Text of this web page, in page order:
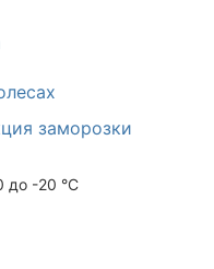
заморозки
до -20 °C